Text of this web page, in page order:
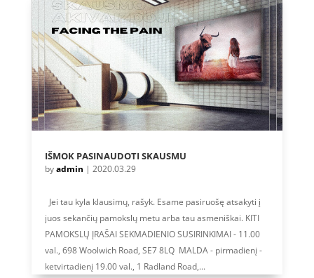
IŠMOK PASINAUDOTI SKAUSMU
byadmin | 2020.03.29
Jei tau kyla klausimų, rašyk. Esame pasiruošę atsakyti į
juos sekančių pamokslų metu arba tau asmeniškai. KITI
PAMOKSLŲ ĮRAŠAI SEKMADIENIO SUSIRINKIMAI - 11.00
val., 698 Woolwich Road, SE7 8LQ MALDA - pirmadienį -
ketvirtadienį 19.00 val., 1 Radland Road,...